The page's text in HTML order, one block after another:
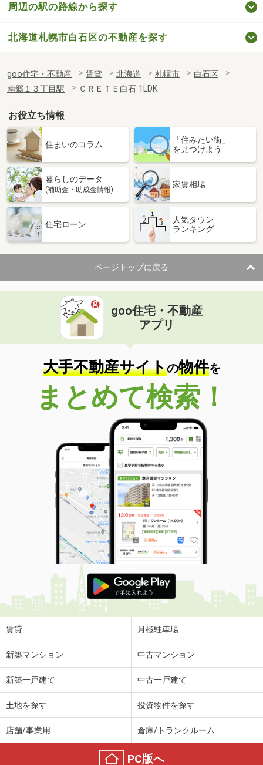
周辺の駅の路線から探す
北海道札幌市白石区の不動産を探す
goo住宅・不動産 賃貸 北海道 札幌市
白石区
南郷１３丁目駅
ＣＲＥＴＥ白石 1LDK
お役立ち情報
住まいのコラム
「住みたい街」
を見つけよう
暮らしのデータ
(補助金・助成金情報)
家賃相場
住宅ローン
人気タウン
ランキング
ページトップに戻る
goo住宅・不動産
アプリ
大手不動産サイトの物件を
まとめて検索！
賃貸 月極駐車場
新築マンション 中古マンション
新築一戸建て 中古一戸建て
土地を探す 投資物件を探す
店舗/事業用 倉庫/トランクルーム
PC版へ